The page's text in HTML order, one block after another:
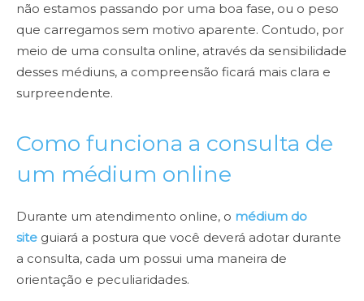
não estamos passando por uma boa fase, ou o peso
que carregamos sem motivo aparente. Contudo, por
meio de uma consulta online, através da sensibilidade
desses médiuns, a compreensão ficará mais clara e
surpreendente.
Como funciona a consulta de
um médium online
Durante um atendimento online, o médium do
site guiará a postura que você deverá adotar durante
a consulta, cada um possui uma maneira de
orientação e peculiaridades.